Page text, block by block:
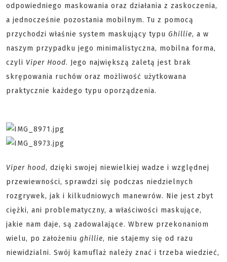
odpowiedniego maskowania oraz działania z zaskoczenia,
a jednocześnie pozostania mobilnym. Tu z pomocą
przychodzi właśnie system maskujący typu Ghillie, a w
naszym przypadku jego minimalistyczna, mobilna forma,
czyli Viper Hood. Jego największą zaletą jest brak
skrępowania ruchów oraz możliwość użytkowana
praktycznie każdego typu oporządzenia.
Viper hood, dzięki swojej niewielkiej wadze i względnej
przewiewności, sprawdzi się podczas niedzielnych
rozgrywek, jak i kilkudniowych manewrów. Nie jest zbyt
ciężki, ani problematyczny, a właściwości maskujące,
jakie nam daje, są zadowalające. Wbrew przekonaniom
wielu, po założeniu ghillie, nie stajemy się od razu
niewidzialni. Swój kamuflaż należy znać i trzeba wiedzieć,